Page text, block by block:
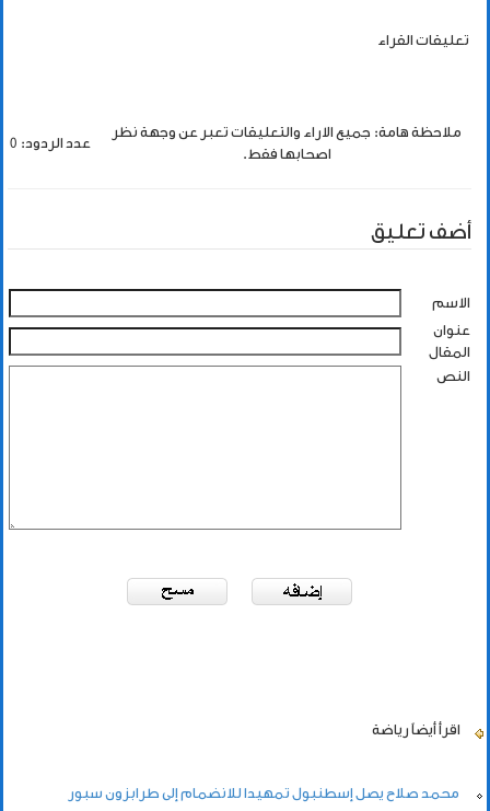
تعليقات القراء
ملاحظة هامة: جميع الاراء والتعليقات تعبر عن وجهة نظر
اصحابها فقط.
عدد الردود: 0
أضف تعليق
الاسم
عنوان
المقال
النص
اقرأ أيضاً رياضة
محمد صلاح يصل إسطنبول تمهيدا للانضمام إلى طرابزون سبور